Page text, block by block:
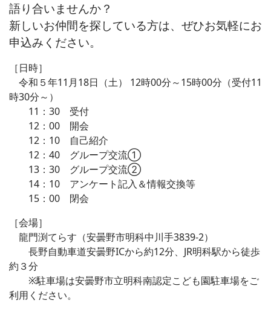
語り合いませんか？
新しいお仲間を探している方は、ぜひお気軽にお
申込みください。
［日時］
令和５年11月18日（土） 12時00分～15時00分（受付11
時30分～）
11：30 受付
12：00 開会
12：10 自己紹介
12：40 グループ交流①
13：30 グループ交流②
14：10 アンケート記入＆情報交換等
15：00 閉会
［会場］
龍門渕てらす（安曇野市明科中川手3839-2）
長野自動車道安曇野ICから約12分、JR明科駅から徒歩
約３分
※駐車場は安曇野市立明科南認定こども園駐車場をご
利用ください。